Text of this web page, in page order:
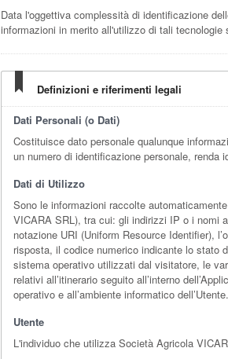
Data l'oggettiva complessità di identificazione
informazioni in merito all'utilizzo di tali
Definizioni e riferimenti legali
Dati Personali (o Dati)
Costituisce dato personale qualunque
un numero di identificazione personale,
Dati di Utilizzo
Sono le informazioni raccolte
VICARA SRL), tra cui: gli indirizzi IP o i nomi
notazione URI (Uniform Resource Identifier),
risposta, il codice numerico indicante lo stato
sistema operativo utilizzati dal visitatore, le
relativi all’itinerario seguito all’interno
operativo e all’ambiente informatico dell’Utente.
Utente
L'individuo che utilizza Società Agricola